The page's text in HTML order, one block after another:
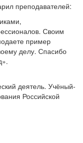
преподавателей:
Своим
пример
делу. Спасибо
деятель. Учёный-
Российской